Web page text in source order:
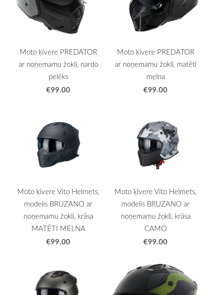
Moto ķivere PREDATOR
ar noņemamu žokli, nardo
pelēks
€99.00
Moto ķivere PREDATOR
ar noņemamu žokli, matēti
melna
€99.00
Moto ķivere Vito Helmets,
modelis BRUZANO ar
noņemamu žokli, krāsa
MATĒTI MELNA
€99.00
Moto ķivere Vito Helmets,
modelis BRUZANO ar
noņemamu žokli, krāsa
CAMO
€99.00